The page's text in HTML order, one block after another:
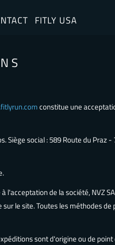
FITLY USA
constitue une
social : 589 Route du Praz
de la société, NVZ
le site. Toutes les méthodes
sont d'origine ou de point